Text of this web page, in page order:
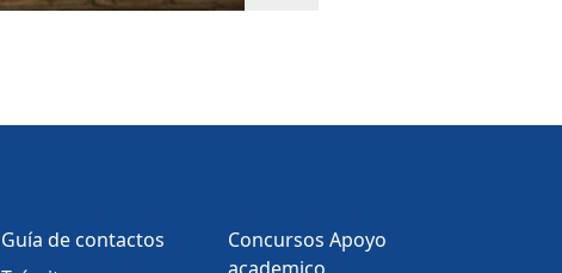
Guía de contactos
Concursos Apoyo